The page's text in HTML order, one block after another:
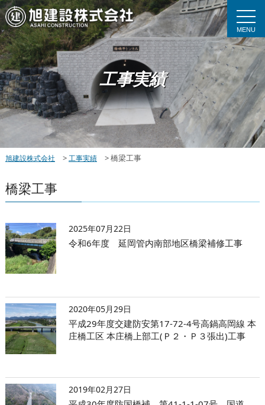
MENU
工事実績
旭建設株式会社 > 工事実績 >橋梁工事
橋梁工事
2025年07月22日
令和6年度 延岡管内南部地区橋梁補修工事
2020年05月29日
平成29年度交建防安第17-72-4号高鍋高岡線 本
庄橋工区 本庄橋上部工(Ｐ２・Ｐ３張出)工事
2019年02月27日